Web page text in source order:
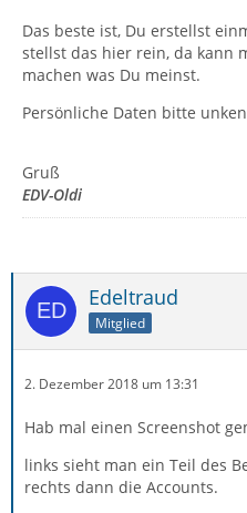
Das beste ist, Du erstellst
stellst das hier rein, da kann
machen was Du meinst.
Persönliche Daten bitte
Gruß
EDV-Oldi
Edeltraud
Mitglied
2. Dezember 2018 um 13:31
Hab mal einen Screenshot
links sieht man ein Teil des
rechts dann die Accounts.